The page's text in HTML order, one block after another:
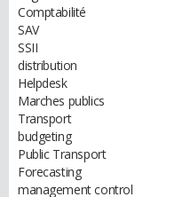
Comptabilité
SAV
SSII
distribution
Helpdesk
Marches publics
Transport
budgeting
Public Transport
Forecasting
management control